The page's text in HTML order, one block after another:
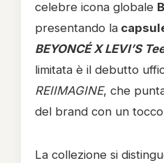
celebre icona globale
presentando la
BEYONCÉ X LEVI’S
limitata è il debutto
REIIMAGINE, che
del brand con un
La collezione si